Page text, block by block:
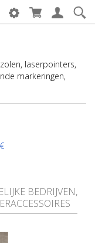
laserpointers,
markeringen,
€
BEDRIJVEN,